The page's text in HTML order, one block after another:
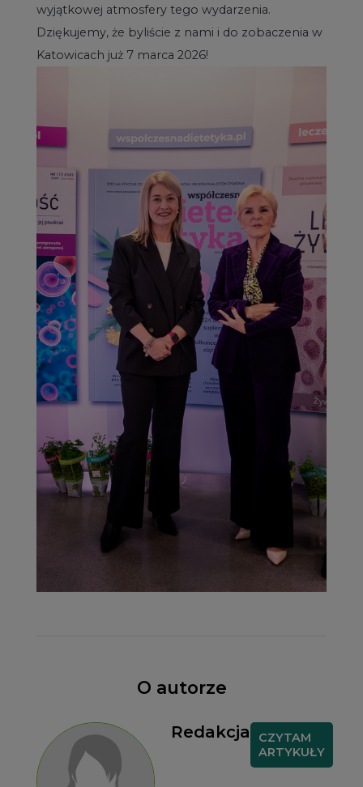
wyjątkowej atmosfery tego wydarzenia.
Dziękujemy, że byliście z nami i do zobaczenia w
Katowicach już 7 marca 2026!
O autorze
Redakcja
CZYTAM
ARTYKUŁY